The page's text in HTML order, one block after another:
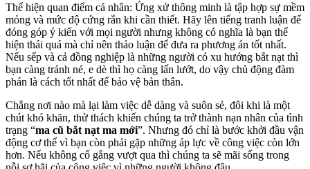
Thể hiện quan điểm cá nhân: Ứng xử thông minh là tập hợp sự mềm
mỏng và mức độ cứng rắn khi cần thiết. Hãy lên tiếng tranh luận để
đóng góp ý kiến với mọi người nhưng không có nghĩa là bạn thể
hiện thái quá mà chỉ nên thảo luận để đưa ra phương án tốt nhất.
Nếu sếp và cả đồng nghiệp là những người có xu hướng bắt nạt thì
bạn càng tránh né, e dè thì họ càng lấn lướt, do vậy chủ động đàm
phán là cách tốt nhất để bảo vệ bản thân.
Chẳng nơi nào mà lại làm việc dễ dàng và suôn sẻ, đôi khi là một
chút khó khăn, thử thách khiến chúng ta trở thành nạn nhân của tình
trạng “ma cũ bắt nạt ma mới”. Nhưng đó chỉ là bước khởi đầu vận
động cơ thể vì bạn còn phải gặp những áp lực về công việc còn lớn
hơn. Nếu không cố gắng vượt qua thì chúng ta sẽ mãi sống trong